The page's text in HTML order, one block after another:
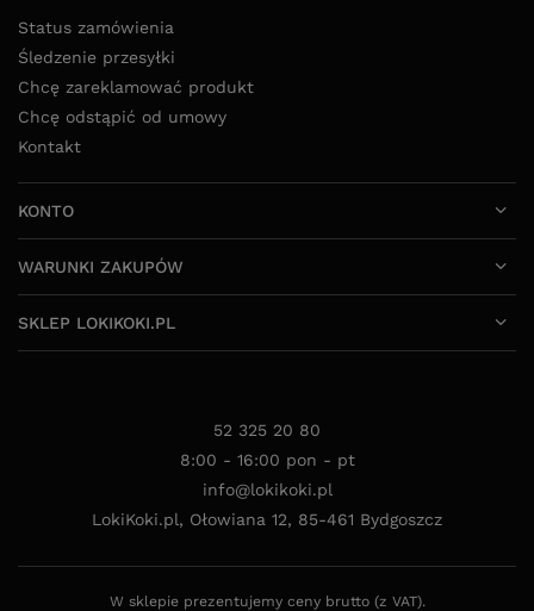
Status zamówienia
Śledzenie przesyłki
Chcę zareklamować produkt
Chcę odstąpić od umowy
Kontakt
KONTO
WARUNKI ZAKUPÓW
SKLEP LOKIKOKI.PL
52 325 20 80
8:00 - 16:00 pon - pt
info@lokikoki.pl
LokiKoki.pl, Ołowiana 12, 85-461 Bydgoszcz
W sklepie prezentujemy ceny brutto (z VAT).